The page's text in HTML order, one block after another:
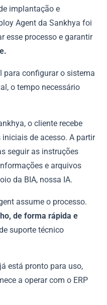
implantação e
Agent da Sankhya foi
esse processo e garantir
para configurar o sistema
o tempo necessário
o cliente recebe
de acesso. A partir
seguir as instruções
e arquivos
da BIA, nossa IA.
assume o processo.
de forma rápida e
suporte técnico
está pronto para uso,
a operar com o ERP